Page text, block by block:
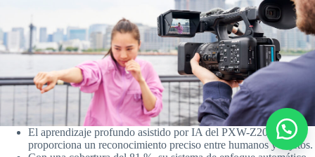
El aprendizaje profundo asistido por IA del PXW-Z200
proporciona un reconocimiento preciso entre humanos y sujetos.